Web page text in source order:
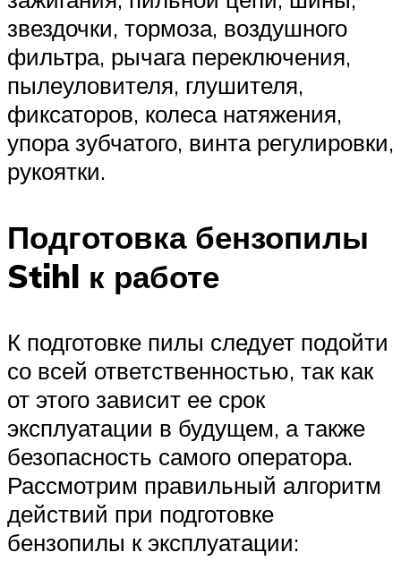
звездочки, тормоза, воздушного
фильтра, рычага переключения,
пылеуловителя, глушителя,
фиксаторов, колеса натяжения,
упора зубчатого, винта регулировки,
рукоятки.
Подготовка бензопилы
Stihl к работе
К подготовке пилы следует подойти
со всей ответственностью, так как
от этого зависит ее срок
эксплуатации в будущем, а также
безопасность самого оператора.
Рассмотрим правильный алгоритм
действий при подготовке
бензопилы к эксплуатации: